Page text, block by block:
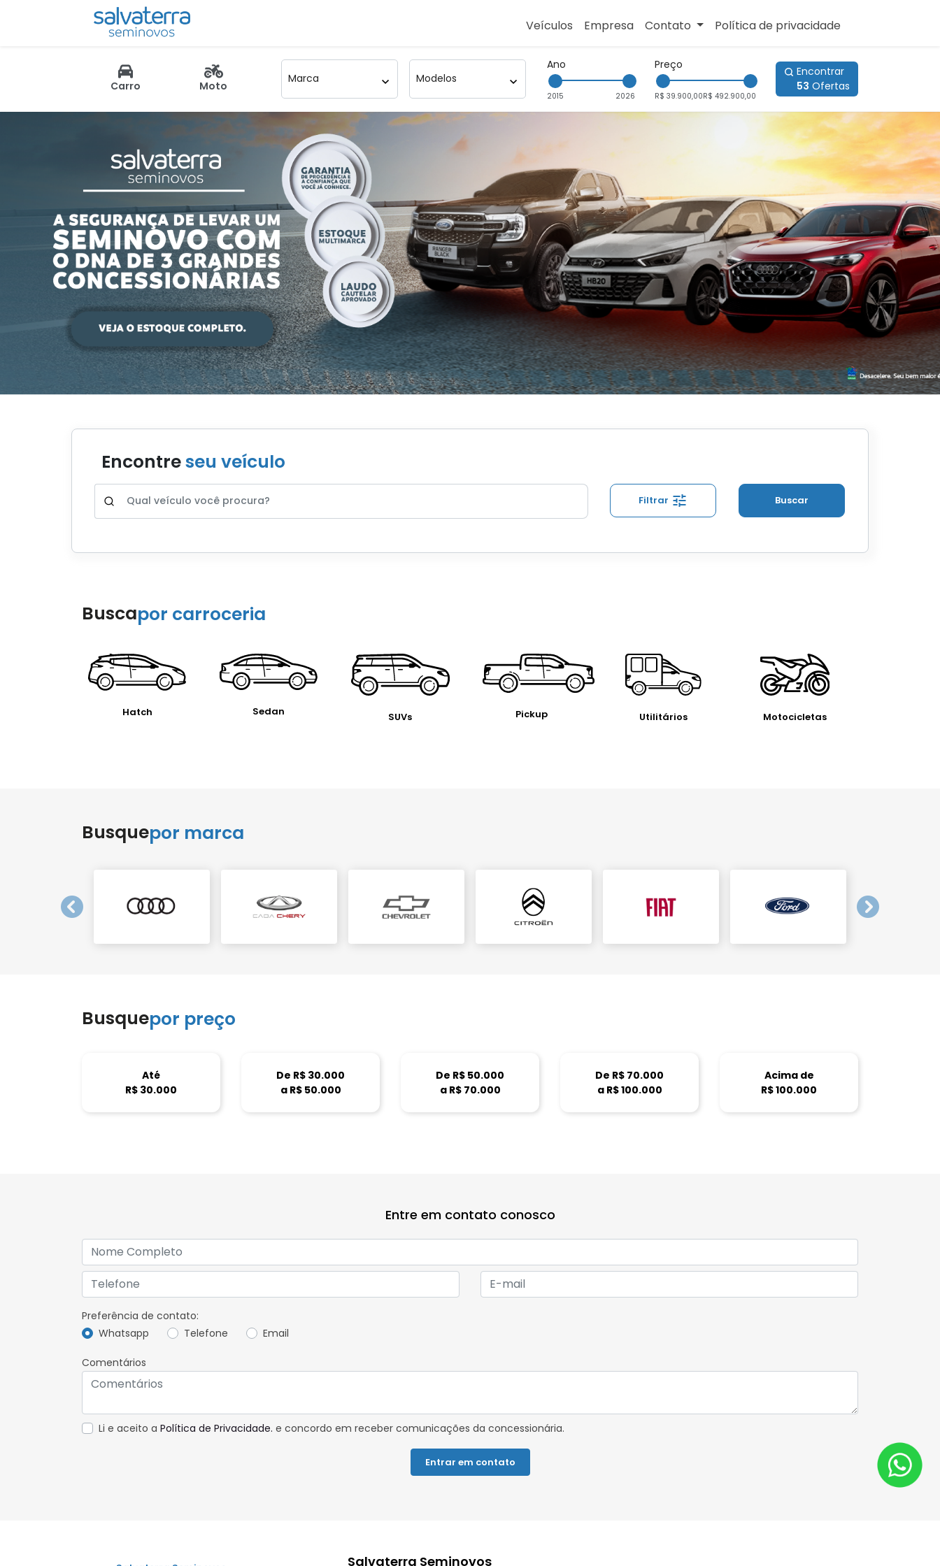
Veículos Empresa Contato Política de privacidade
Carro Moto
Marca: Modelo Ano
2015 2026
Preço
R$ 39.900,00R$ 492.900,00
Encontrar
53 Ofertas
Encontreseu veículo
Filtrar Buscar
Buscapor carroceria
Hatch Sedan SUVs Pickup Utilitários Motocicletas
Busquepor marca
templates.template-01.components.carousel.texts.control_prev
Busquepor preço
Até
R$ 30.000
De R$ 30.000
a R$ 50.000
De R$ 50.000
a R$ 70.000
De R$ 70.000
a R$ 100.000
Acima de
R$ 100.000
Entre em contato conosco
Preferência de contato:
Whatsapp
Telefone Email
Comentários
Li e aceito a Política de Privacidade. e concordo em receber comunicações da concessionária.
Entrar em contato
Salvaterra Seminovos